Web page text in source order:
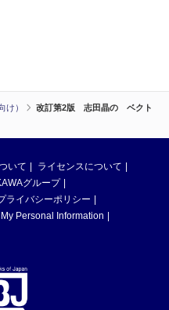
け）
改訂第2版 志田晶の ベクト
いて
ライセンスについて
グループ
ライバシーポリシー
Personal Information